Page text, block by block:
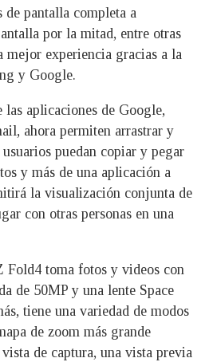
de pantalla completa a
por la mitad, entre otras
mejor experiencia gracias a la
y Google.
las aplicaciones de Google,
ahora permiten arrastrar y
puedan copiar y pegar
y más de una aplicación a
la visualización conjunta de
con otras personas en una
Fold4 toma fotos y videos con
de 50MP y una lente Space
tiene una variedad de modos
de zoom más grande
de captura, una vista previa